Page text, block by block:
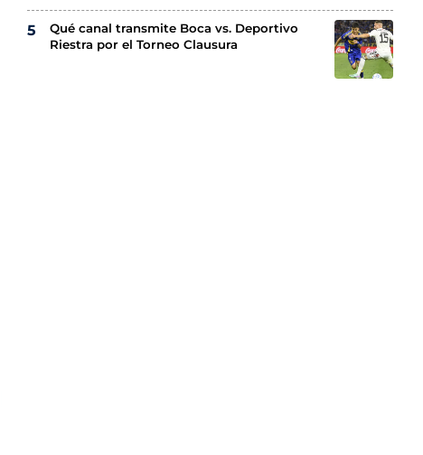
Qué canal transmite Boca vs. Deportivo
Riestra por el Torneo Clausura